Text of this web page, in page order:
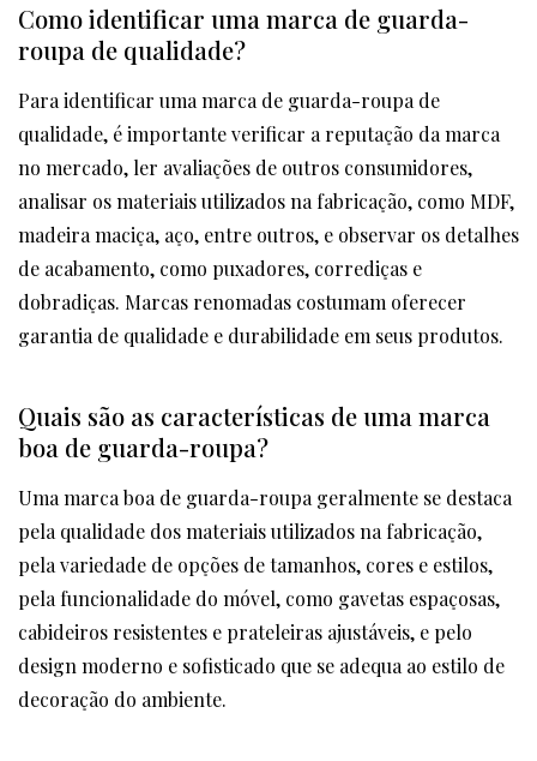
Como identificar uma marca de guarda-
roupa de qualidade?
Para identificar uma marca de guarda-roupa de
qualidade, é importante verificar a reputação da marca
no mercado, ler avaliações de outros consumidores,
analisar os materiais utilizados na fabricação, como MDF,
madeira maciça, aço, entre outros, e observar os detalhes
de acabamento, como puxadores, corrediças e
dobradiças. Marcas renomadas costumam oferecer
garantia de qualidade e durabilidade em seus produtos.
Quais são as características de uma marca
boa de guarda-roupa?
Uma marca boa de guarda-roupa geralmente se destaca
pela qualidade dos materiais utilizados na fabricação,
pela variedade de opções de tamanhos, cores e estilos,
pela funcionalidade do móvel, como gavetas espaçosas,
cabideiros resistentes e prateleiras ajustáveis, e pelo
design moderno e sofisticado que se adequa ao estilo de
decoração do ambiente.